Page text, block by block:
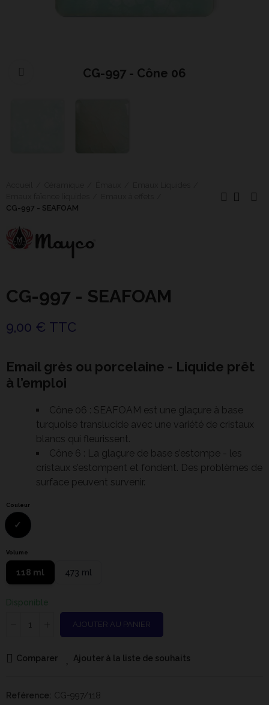
CG-997 - Cône 06
Cliquer pour agrandir
CG-997 - SEAFOAM
CG-997 - SEAFOAM
9,00 € TTC
Email grès ou porcelaine - Liquide prêt
à l’emploi
Cône 06 : SEAFOAM est une glaçure à base
turquoise translucide avec une variété de cristaux
blancs qui fleurissent.
Cône 6 : La glaçure de base s’estompe - les
cristaux s’estompent et fondent. Des problèmes de
surface peuvent survenir.
Couleur
Volume
118 ml 473 ml
Disponible
AJOUTER AU PANIER
Comparer Ajouter à la liste de souhaits
Reférence: CG-997/118